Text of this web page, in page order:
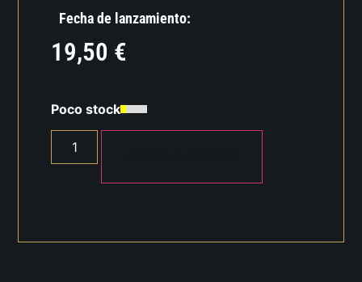
Fecha de lanzamiento:
19,50 €
Poco stock